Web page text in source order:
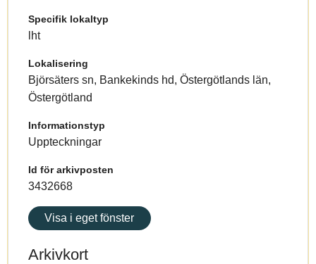
Specifik lokaltyp
lht
Lokalisering
Björsäters sn, Bankekinds hd, Östergötlands län,
Östergötland
Informationstyp
Uppteckningar
Id för arkivposten
3432668
Visa i eget fönster
Arkivkort